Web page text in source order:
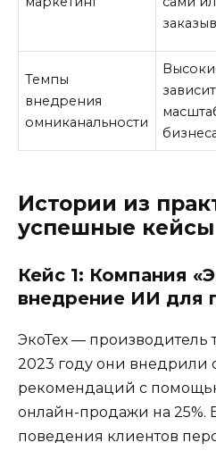
Темпы
внедрения
омниканальности
Истории из
успешные кейсы
Кейс 1: Компания
внедрение ИИ для
ЭкоТех — производитель
2023 году они внедрили
рекомендаций с
онлайн-продажи на 25%.
поведения клиентов